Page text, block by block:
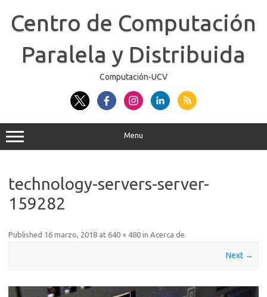
content
Centro de Computación
Paralela y Distribuida
Computación-UCV
Menu
technology-servers-server-
159282
Published 16 marzo, 2018 at 640 × 480 in Acerca de.
Next →